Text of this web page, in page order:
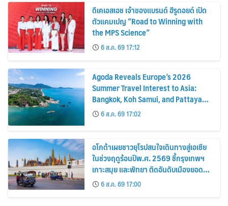
ดีเคเอสเอช เจ้าของแบรนด์ ฮีรูดอยด์ เปิด
ตัวแคมเปญ “Road to Winning with
the MPS Science”
6 ส.ค. 69 17:12
Agoda Reveals Europe’s 2026
Summer Travel Interest to Asia:
Bangkok, Koh Samui, and Pattaya
Among the Top Cities
6 ส.ค. 69 17:02
อโกด้าเผยชาวยุโรปสนใจเดินทางสู่เอเชีย
ในช่วงฤดูร้อนปีพ.ศ. 2569 ชี้กรุงเทพฯ
เกาะสมุย และพัทยา ติดอันดับเมืองยอด
นิยม6 ส.ค. 69 17:00